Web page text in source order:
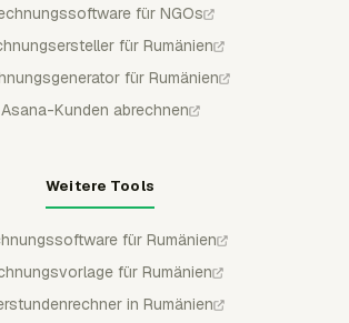
für NGOs
für Rumänien
für Rumänien
Asana-Kunden abrechnen
Weitere Tools
für Rumänien
für Rumänien
in Rumänien